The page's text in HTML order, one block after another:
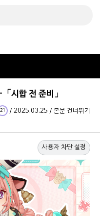
시합 전 준비」
21 / 2025.03.25 / 본문 건너뛰기
사용자 차단 설정